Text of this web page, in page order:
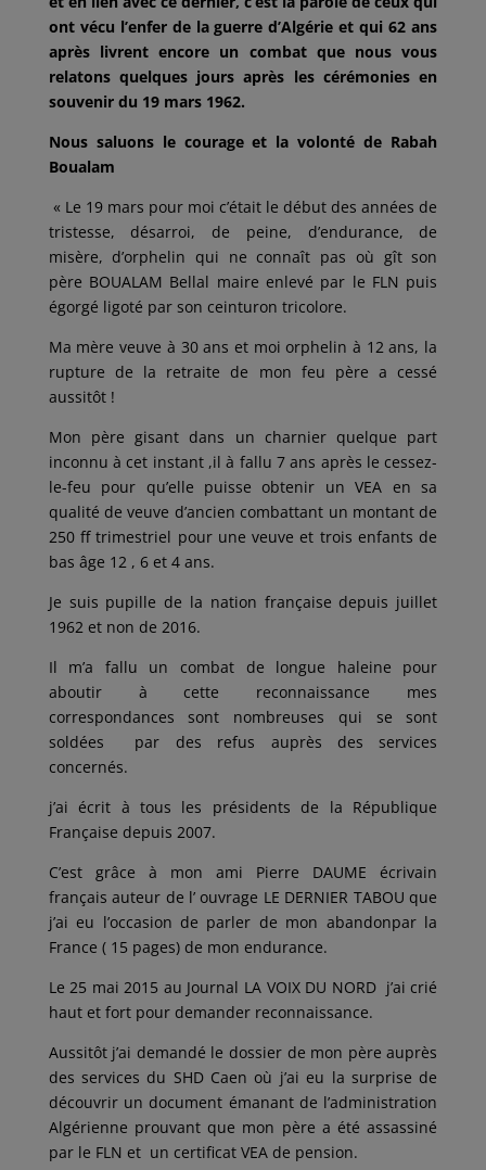
ont vécu l’enfer de la guerre d’Algérie et qui 62 ans
après livrent encore un combat que nous vous
relatons quelques jours après les cérémonies en
souvenir du 19 mars 1962.
Nous saluons le courage et la volonté de Rabah
Boualam
« Le 19 mars pour moi c’était le début des années de
tristesse, désarroi, de peine, d’endurance, de
misère, d’orphelin qui ne connaît pas où gît son
père BOUALAM Bellal maire enlevé par le FLN puis
égorgé ligoté par son ceinturon tricolore.
Ma mère veuve à 30 ans et moi orphelin à 12 ans, la
rupture de la retraite de mon feu père a cessé
aussitôt !
Mon père gisant dans un charnier quelque part
inconnu à cet instant ,il à fallu 7 ans après le cessez-
le-feu pour qu’elle puisse obtenir un VEA en sa
qualité de veuve d’ancien combattant un montant de
250 ff trimestriel pour une veuve et trois enfants de
bas âge 12 , 6 et 4 ans.
Je suis pupille de la nation française depuis juillet
1962 et non de 2016.
Il m’a fallu un combat de longue haleine pour
aboutir à cette reconnaissance mes
correspondances sont nombreuses qui se sont
soldées par des refus auprès des services
concernés.
j’ai écrit à tous les présidents de la République
Française depuis 2007.
C’est grâce à mon ami Pierre DAUME écrivain
français auteur de l’ ouvrage LE DERNIER TABOU que
j’ai eu l’occasion de parler de mon abandonpar la
France ( 15 pages) de mon endurance.
Le 25 mai 2015 au Journal LA VOIX DU NORD j’ai crié
haut et fort pour demander reconnaissance.
Aussitôt j’ai demandé le dossier de mon père auprès
des services du SHD Caen où j’ai eu la surprise de
découvrir un document émanant de l’administration
Algérienne prouvant que mon père a été assassiné
par le FLN et un certificat VEA de pension.